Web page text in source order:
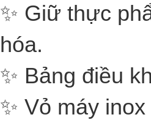
✨ Giữ thực
hóa.
✨ Bảng điều
✨ Vỏ máy